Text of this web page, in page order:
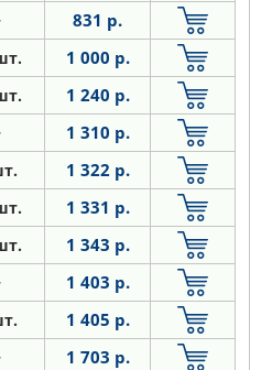
831 р.
1 000 р.
1 240 р.
1 310 р.
1 322 р.
1 331 р.
1 343 р.
1 403 р.
1 405 р.
1 703 р.